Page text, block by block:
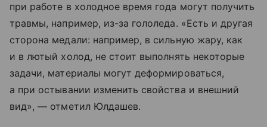
при работе в холодное время года могут получить
травмы, например, из-за гололеда. «Есть и другая
сторона медали: например, в сильную жару, как
и в лютый холод, не стоит выполнять некоторые
задачи, материалы могут деформироваться,
а при остывании изменить свойства и внешний
вид», — отметил Юлдашев.